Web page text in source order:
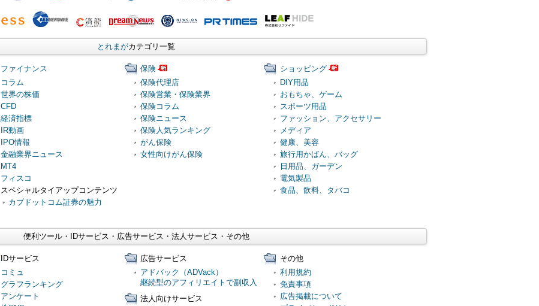
とれまがカテゴリ一覧
ファイナンス
コラム
世界の株価
CFD
経済指標
IR動画
IPO情報
金融業界ニュース
MT4
フィスコ
スペシャルタイアップコンテンツ
カブドットコム証券の魅力
保険
保険代理店
保険営業・保険業界
保険コラム
保険ニュース
保険人気ランキング
がん保険
女性向けがん保険
ショッピング
DIY用品
おもちゃ、ゲーム
スポーツ用品
ファッション、アクセサリー
メディア
健康、美容
旅行用かばん、バッグ
日用品、ガーデン
電気製品
食品、飲料、タバコ
便利ツール・IDサービス・広告サービス・法人サービス・その他
IDサービス
コミュ
グラフランキング
アンケート
広告サービス
アドバック（ADVack）
継続型のアフィリエイトで副収入
法人向けサービス
その他
利用規約
免責事項
広告掲載について